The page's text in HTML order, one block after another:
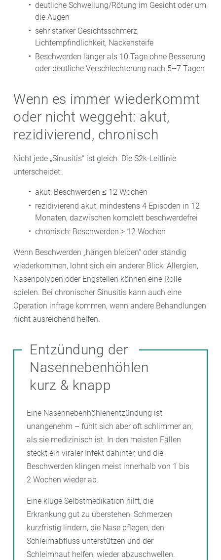
deutliche Schwellung/Rötung im Gesicht oder um
die Augen
sehr starker Gesichtsschmerz,
Lichtempfindlichkeit, Nackensteife
Beschwerden länger als 10 Tage ohne Besserung
oder deutliche Verschlechterung nach 5–7 Tagen
Wenn es immer wiederkommt
oder nicht weggeht: akut,
rezidivierend, chronisch
Nicht jede „Sinusitis“ ist gleich. Die S2k-Leitlinie
unterscheidet:
akut: Beschwerden ≤ 12 Wochen
rezidivierend akut: mindestens 4 Episoden in 12
Monaten, dazwischen komplett beschwerdefrei
chronisch: Beschwerden > 12 Wochen
Wenn Beschwerden „hängen bleiben“ oder ständig
wiederkommen, lohnt sich ein anderer Blick: Allergien,
Nasenpolypen oder Engstellen können eine Rolle
spielen. Bei chronischer Sinusitis kann auch eine
Operation infrage kommen, wenn andere Behandlungen
nicht ausreichend helfen.
Entzündung der
Nasennebenhöhlen
kurz & knapp
Eine Nasennebenhöhlenentzündung ist
unangenehm – fühlt sich aber oft schlimmer an,
als sie medizinisch ist. In den meisten Fällen
steckt ein viraler Infekt dahinter, und die
Beschwerden klingen meist innerhalb von 1 bis
2 Wochen wieder ab.
Eine kluge Selbstmedikation hilft, die
Erkrankung gut zu überstehen: Schmerzen
kurzfristig lindern, die Nase pflegen, den
Schleimabfluss unterstützen und der
Schleimhaut helfen, wieder abzuschwellen.